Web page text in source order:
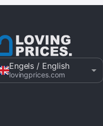
Engels / English
lovingprices.com